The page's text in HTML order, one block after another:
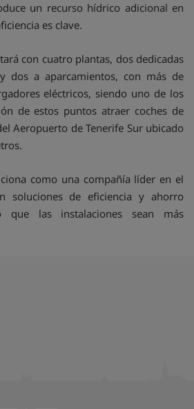
un recurso hídrico adicional en
es clave.
con cuatro plantas, dos dedicadas
dos a aparcamientos, con más de
eléctricos, siendo uno de los
de estos puntos atraer coches de
Aeropuerto de Tenerife Sur ubicado
como una compañía líder en el
soluciones de eficiencia y ahorro
que las instalaciones sean más